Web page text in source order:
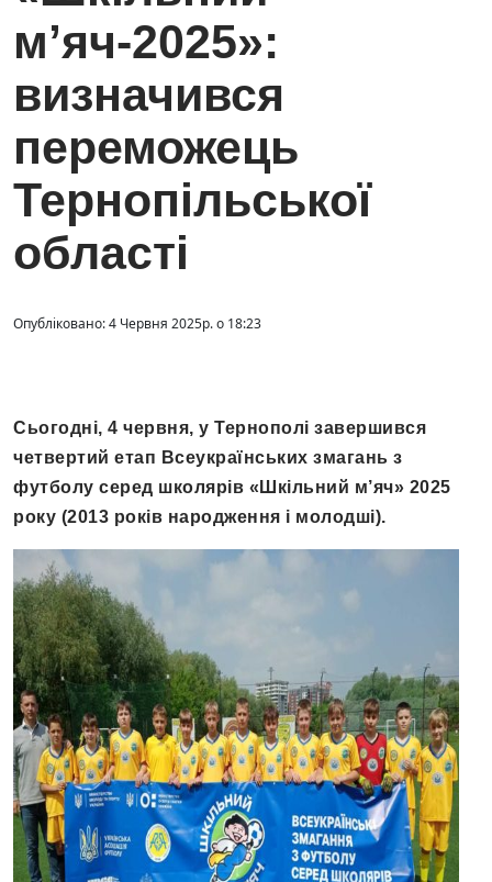
м’яч-2025»:
визначився
переможець
Тернопільської
області
Опубліковано: 4 Червня 2025р. о 18:23
Сьогодні, 4 червня, у Тернополі завершився
четвертий етап Всеукраїнських змагань з
футболу серед школярів «Шкільний м’яч» 2025
року (2013 років народження і молодші).